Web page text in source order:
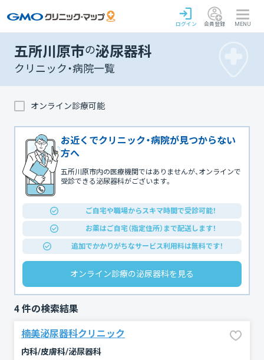
ログイン 会員登録 MENU
五所川原市の泌尿器科
クリニック・病院一覧
オンライン診療可能
お近くでクリニック・病院が見つからない
方へ
五所川原市内の医療機関ではありませんが、オンラインで
受診できる泌尿器科がございます。
ご自宅や職場からスキマ時間で受診可能！
お薬はご自宅（指定住所）まで配送します！
追加でかかりがちなサービス利用料は無料です！
オンライン診療の泌尿器科を見る
4 件の検索結果
楠美泌尿器科クリニック
内科/皮膚科/泌尿器科